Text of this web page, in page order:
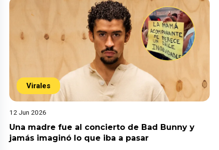
Virales
12 Jun 2026
Una madre fue al concierto de Bad Bunny y
jamás imaginó lo que iba a pasar